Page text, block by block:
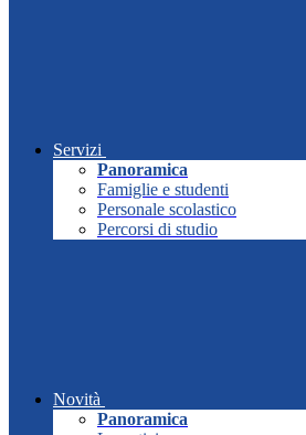
Servizi
Panoramica
Famiglie e studenti
Personale scolastico
Percorsi di studio
Novità
Panoramica